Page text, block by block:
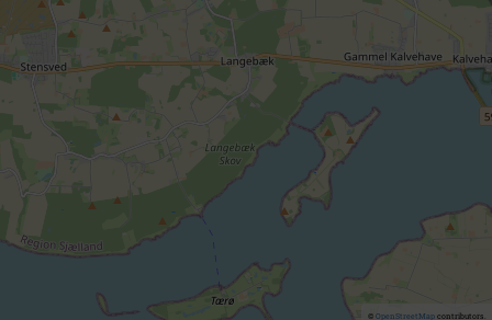
© OpenStreetMapcontributors.